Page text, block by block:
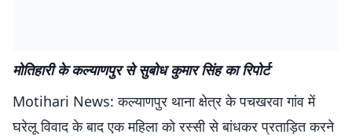
मोतिहारी के कल्याणपुर से सुबोध कुमार सिंह का रिपोर्ट
Motihari News: कल्याणपुर थाना क्षेत्र के पचखरवा गांव में
घरेलू विवाद के बाद एक महिला को रस्सी से बांधकर प्रताड़ित करने